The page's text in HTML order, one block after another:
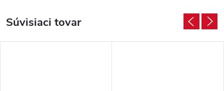
Súvisiaci tovar